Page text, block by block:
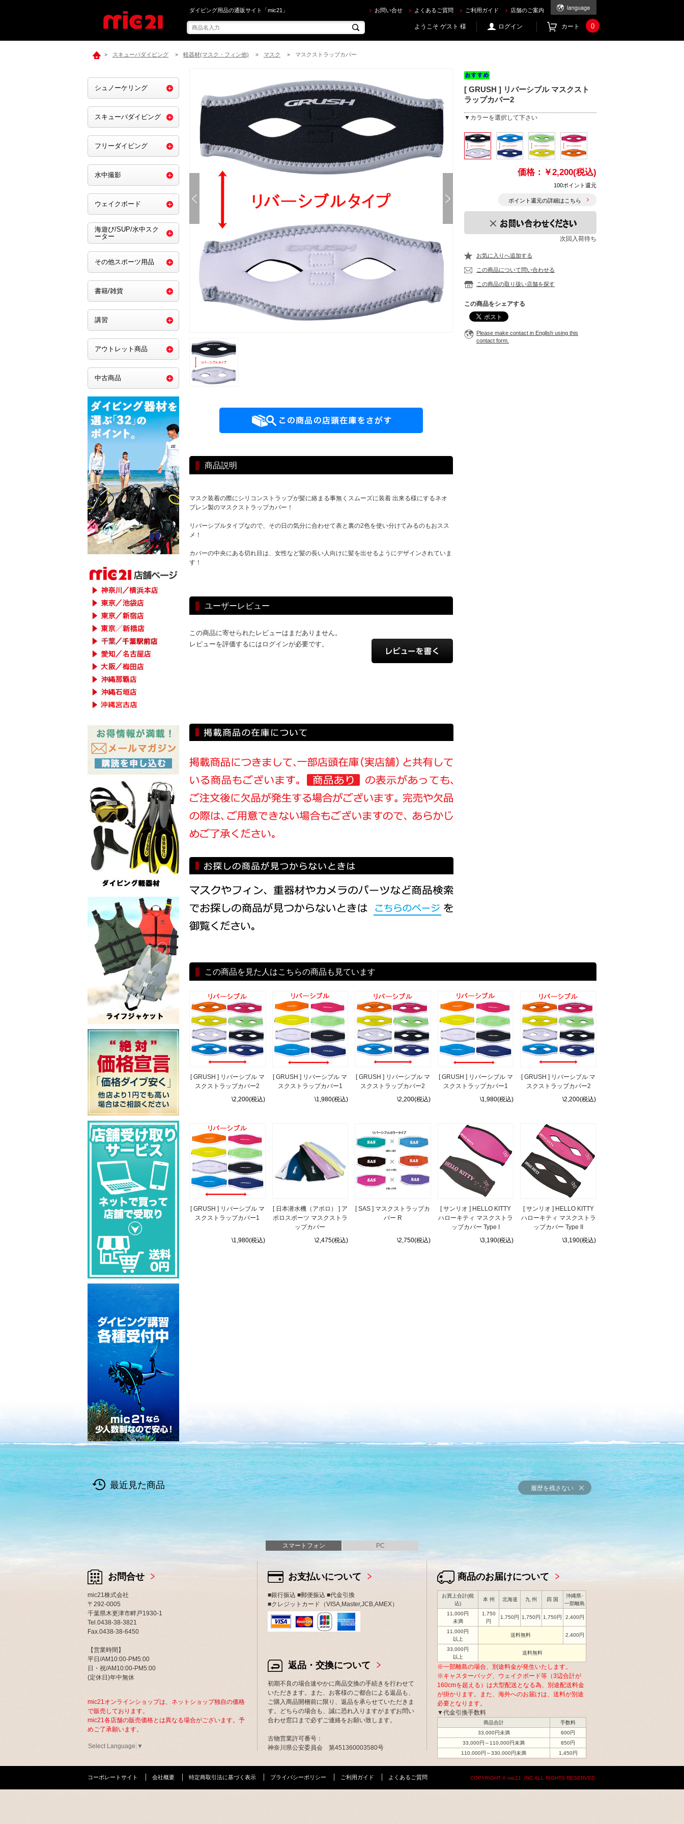
mic21で[ GRUSH ] リバーシブル マスクストラップカバー2 を買うならec.mic21.com
ダイビング用品の通販サイト「mic21」 お問い合せ よくあるご質問 ご利用ガイド 店舗のご案内
ようこそ ゲスト 様 ログイン カート 0
> スキューバダイビング > 軽器材(マスク・フィン他) > マスク > マスクストラップカバー
商品説明
マスク装着の際にシリコンストラップが髪に絡まる事無くスムーズに装着 出来る様にするネオ
プレン製のマスクストラップカバー！
リバーシブルタイプなので、その日の気分に合わせて表と裏の2色を使い分けてみるのもおスス
メ！
カバーの中央にある切れ目は、女性など髪の長い人向けに髪を出せるようにデザインされていま
す！
ユーザーレビュー
この商品に寄せられたレビューはまだありません。
レビューを評価するにはログインが必要です。
[ GRUSH ] リバーシブル マスクスト
ラップカバー2
▼カラーを選択して下さい
価格： ￥2,200(税込)
100ポイント還元
ポイント還元の詳細はこちら
次回入荷待ち
お気に入りへ追加する
この商品について問い合わせる
この商品の取り扱い店舗を探す
この商品をシェアする
Please make contact in English using this
contact form.
この商品を見た人はこちらの商品も見ています
[ GRUSH ] リバーシブル マ
スクストラップカバー2
\2,200(税込)
[ GRUSH ] リバーシブル マ
スクストラップカバー1
\1,980(税込)
[ GRUSH ] リバーシブル マ
スクストラップカバー2
\2,200(税込)
[ GRUSH ] リバーシブル マ
スクストラップカバー1
\1,980(税込)
[ GRUSH ] リバーシブル マ
スクストラップカバー2
\2,200(税込)
[ GRUSH ] リバーシブル マ
スクストラップカバー1
\1,980(税込)
[ 日本潜水機（アポロ） ] ア
ポロスポーツ マスクストラ
ップカバー
\2,475(税込)
[ SAS ] マスクストラップカ
バー R
\2,750(税込)
[ サンリオ ] HELLO KITTY
ハローキティ マスクストラ
ップカバー Type I
\3,190(税込)
[ サンリオ ] HELLO KITTY
ハローキティ マスクストラ
ップカバー Type II
\3,190(税込)
シュノーケリング
スキューバダイビング
フリーダイビング
水中撮影
ウェイクボード
海遊び/SUP/水中スク
ーター
その他スポーツ用品
書籍/雑貨
講習
アウトレット商品
中古商品
最近見た商品 履歴を残さない
スマートフォン PC
お問合せ
mic21株式会社
〒292-0005
千葉県木更津市畔戸1930-1
Tel.0438-38-3821
Fax.0438-38-6450
【営業時間】
平日/AM10:00-PM5:00
日・祝/AM10:00-PM5:00
(定休日)年中無休
mic21オンラインショップは、ネットショップ独自の価格
で販売しております。
mic21各店舗の販売価格とは異なる場合がございます。予
めご了承願います。
Select Language ▼
お支払いについて
■銀行振込 ■郵便振込 ■代金引換
■クレジットカード（VISA,Master,JCB,AMEX）
返品・交換について
初期不良の場合速やかに商品交換の手続きを行わせて
いただきます。また、お客様のご都合による返品も、
ご購入商品開梱前に限り、返品を承らせていただきま
す。どちらの場合も、誠に恐れ入りますがまずお問い
合わせ窓口まで必ずご連絡をお願い致します。
古物営業許可番号：
神奈川県公安委員会 第451360003580号
商品のお届けについて
お買上合計(税
込)
本 州 北海道 九 州 四 国
沖縄県･
一部離島
11,000円
未満
1,750
円
1,750円 1,750円 1,750円 2,400円
11,000円
以上
送料無料 2,400円
33,000円
以上
送料無料
※一部離島の場合、別途料金が発生いたします。
※キャスターバッグ、ウェイクボード等（3辺合計が
160cmを超える）は大型配送となる為、別途配送料金
が掛かります。また、海外へのお届けは、送料が別途
必要となります。
▼代金引換手数料
商品合計
手数料
33,000円未満
600円
33,000円～110,000円未満
850円
110,000円～330,000円未満
1,450円
コーポレートサイト 会社概要 特定商取引法に基づく表示 プライバシーポリシー ご利用ガイド よくあるご質問 COPYRIGHT © mic21 ,INC.ALL RIGHTS RESERVED.